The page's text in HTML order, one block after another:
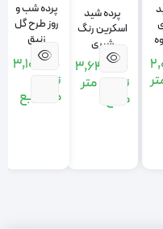
پرده شید
اسکرین رنگ
شیری
3,640,000
تومان
متر
مربع
پرده شب و
روز طرح گل
زنبق
3,100,000
تومان
متر مربع